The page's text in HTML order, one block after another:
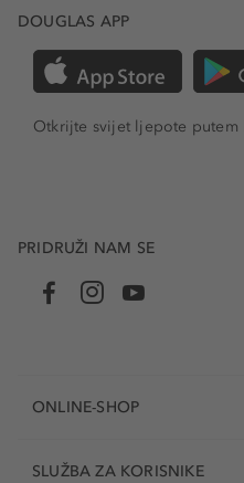
DOUGLAS APP
Otkrijte svijet ljepote
PRIDRUŽI NAM SE
ONLINE-SHOP
SLUŽBA ZA KORISNIKE